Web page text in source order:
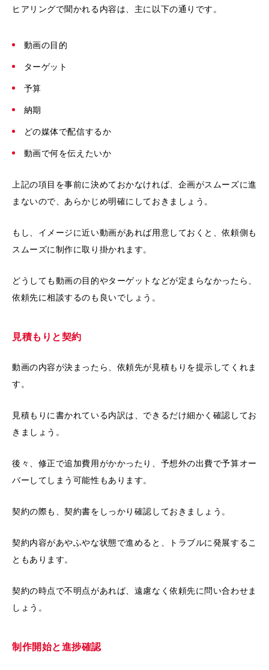
ヒアリングで聞かれる内容は、主に以下の通りです。
動画の目的
ターゲット
予算
納期
どの媒体で配信するか
動画で何を伝えたいか
上記の項目を事前に決めておかなければ、企画がスムーズに進
まないので、あらかじめ明確にしておきましょう。
もし、イメージに近い動画があれば用意しておくと、依頼側も
スムーズに制作に取り掛かれます。
どうしても動画の目的やターゲットなどが定まらなかったら、
依頼先に相談するのも良いでしょう。
見積もりと契約
動画の内容が決まったら、依頼先が見積もりを提示してくれま
す。
見積もりに書かれている内訳は、できるだけ細かく確認してお
きましょう。
後々、修正で追加費用がかかったり、予想外の出費で予算オー
バーしてしまう可能性もあります。
契約の際も、契約書をしっかり確認しておきましょう。
契約内容があやふやな状態で進めると、トラブルに発展するこ
ともあります。
契約の時点で不明点があれば、遠慮なく依頼先に問い合わせま
しょう。
制作開始と進捗確認